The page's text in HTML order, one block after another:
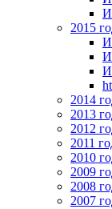
2015
2014
2013
2012
2011
2010
2009
2008
2007